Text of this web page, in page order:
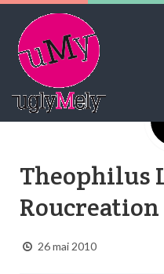
AIRTRAINERPEDIA
STREET ART
Google+
Theophilus
Roucreation
26 mai 2010